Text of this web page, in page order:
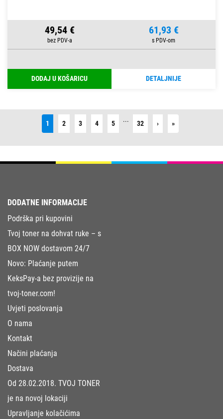
49,54 € 61,93 €
DODAJ U KOŠARICU DETALJNIJE
1 2 3 4 5 ... 32 ›Next »Last
DODATNE INFORMACIJE
Podrška pri kupovini
Tvoj toner na dohvat ruke – s
BOX NOW dostavom 24/7
Novo: Plaćanje putem
KeksPay-a bez provizije na
tvoj-toner.com!
Uvjeti poslovanja
O nama
Kontakt
Načini plaćanja
Dostava
Od 28.02.2018. TVOJ TONER
je na novoj lokaciji
Upravljanje kolačićima